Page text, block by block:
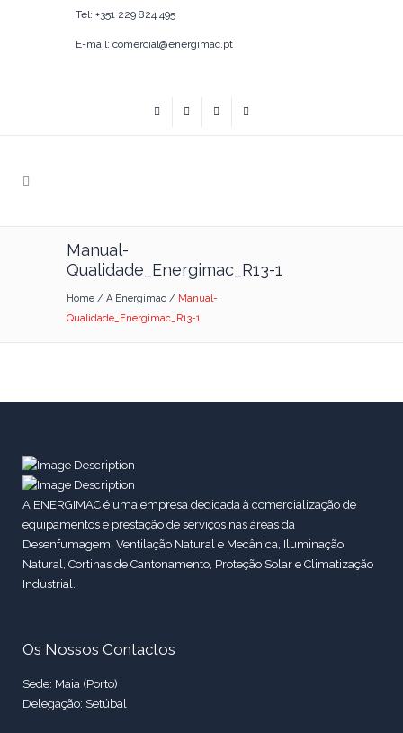
Tel: +351 229 824 495
E-mail: comercial@energimac.pt
Manual-
Qualidade_Energimac_R13-1
Home / A Energimac / Manual-
Qualidade_Energimac_R13-1
A ENERGIMAC é uma empresa dedicada à comercialização de
equipamentos e prestação de serviços nas áreas da
Desenfumagem, Ventilação Natural e Mecânica, Iluminação
Natural, Cortinas de Cantonamento, Proteção Solar e Climatização
Industrial.
Os Nossos Contactos
Sede: Maia (Porto)
Delegação: Setúbal